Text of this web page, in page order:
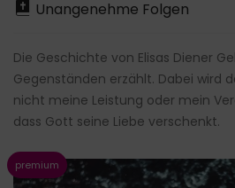
Unangenehme Folgen
Die Geschichte von Elisas Diener
Gegenständen erzählt. Dabei wird
nicht meine Leistung oder mein
dass Gott seine Liebe verschenkt.